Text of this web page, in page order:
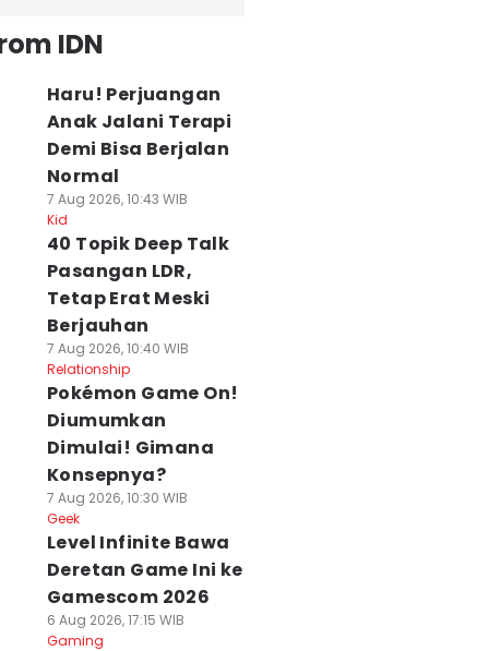
IDN
Haru! Perjuangan
Anak Jalani Terapi
Demi Bisa Berjalan
Normal
7 Aug 2026, 10:43 WIB
Kid
40 Topik Deep Talk
Pasangan LDR,
Tetap Erat Meski
Berjauhan
7 Aug 2026, 10:40 WIB
Relationship
Pokémon Game On!
Diumumkan
Dimulai! Gimana
Konsepnya?
7 Aug 2026, 10:30 WIB
Geek
Level Infinite Bawa
Deretan Game Ini ke
Gamescom 2026
6 Aug 2026, 17:15 WIB
Gaming